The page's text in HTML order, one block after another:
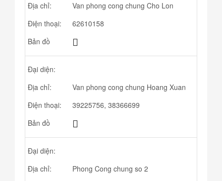
Địa chỉ:
Van phong cong chung Cho Lon
Điện thoại:
62610158
Bản đồ
Đại diện:
Địa chỉ:
Van phong cong chung Hoang Xuan
Điện thoại:
39225756, 38366699
Bản đồ
Đại diện:
Địa chỉ:
Phong Cong chung so 2